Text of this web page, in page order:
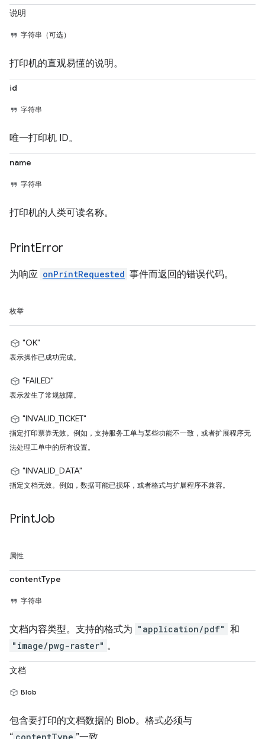
说明
字符串（可选）
打印机的直观易懂的说明。
id
字符串
唯一打印机 ID。
name
字符串
打印机的人类可读名称。
PrintError
为响应 onPrintRequested 事件而返回的错误代码。
枚举
"OK"
表示操作已成功完成。
"FAILED"
表示发生了常规故障。
"INVALID_TICKET"
指定打印票券无效。例如，支持服务工单与某些功能不一致，或者扩展程序无
法处理工单中的所有设置。
"INVALID_DATA"
指定文档无效。例如，数据可能已损坏，或者格式与扩展程序不兼容。
PrintJob
属性
contentType
字符串
文档内容类型。支持的格式为 "application/pdf" 和
"image/pwg-raster" 。
文档
Blob
包含要打印的文档数据的 Blob。格式必须与